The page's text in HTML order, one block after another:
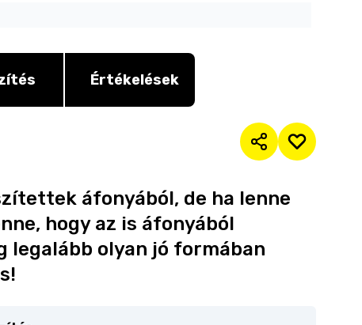
Értékelések
áfonyából, de ha lenne
hogy az is áfonyából
legalább olyan jó formában